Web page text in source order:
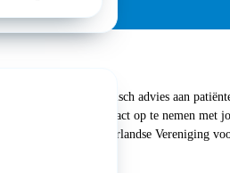
NVK geeft geen medisch advies aan
adviseren je om contact op te nemen met
© 2026, Nederlandse Vereniging